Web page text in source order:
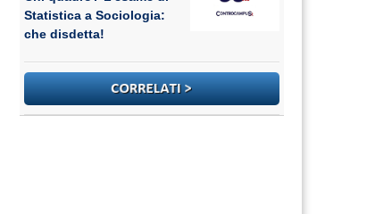
Statistica a Sociologia:
che disdetta!